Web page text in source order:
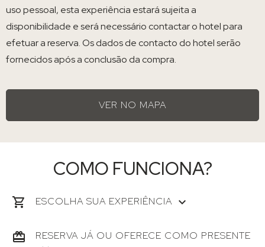
uso pessoal, esta experiência estará sujeita a
disponibilidade e será necessário contactar o hotel para
efetuar a reserva. Os dados de contacto do hotel serão
fornecidos após a conclusão da compra.
VER NO MAPA
COMO FUNCIONA?
ESCOLHA SUA EXPERIÊNCIA
RESERVA JÁ OU OFERECE COMO PRESENTE